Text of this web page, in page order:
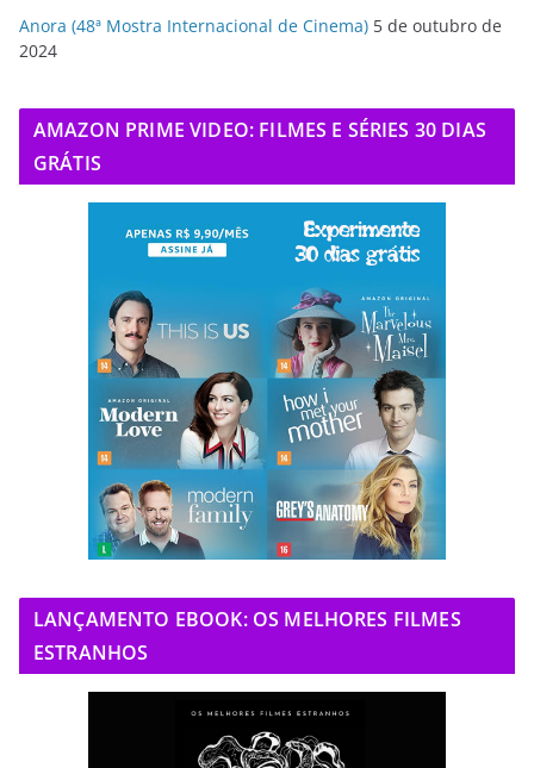
Anora (48ª Mostra Internacional de Cinema) 5 de outubro de
2024
AMAZON PRIME VIDEO: FILMES E SÉRIES 30 DIAS
GRÁTIS
LANÇAMENTO EBOOK: OS MELHORES FILMES
ESTRANHOS